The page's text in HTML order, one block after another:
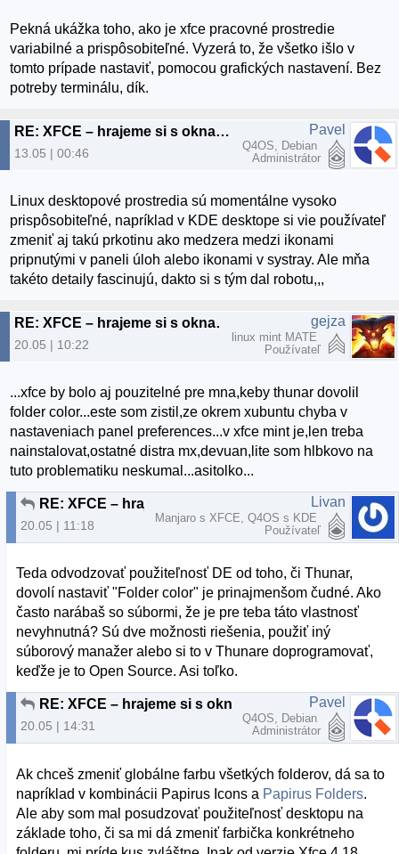
Pekná ukážka toho, ako je xfce pracovné prostredie
variabilné a prispôsobiteľné. Vyzerá to, že všetko išlo v
tomto prípade nastaviť, pomocou grafických nastavení. Bez
potreby terminálu, dík.
RE: XFCE – hrajeme si s oknami 2.
13.05 | 00:46
Pavel
Q4OS, Debian
Administrátor
Linux desktopové prostredia sú momentálne vysoko
prispôsobiteľné, napríklad v KDE desktope si vie používateľ
zmeniť aj takú prkotinu ako medzera medzi ikonami
pripnutými v paneli úloh alebo ikonami v systray. Ale mňa
takéto detaily fascinujú, dakto si s tým dal robotu,,,
RE: XFCE – hrajeme si s oknami 2.
20.05 | 10:22
gejza
linux mint MATE
Používateľ
...xfce by bolo aj pouzitelné pre mna,keby thunar dovolil
folder color...este som zistil,ze okrem xubuntu chyba v
nastaveniach panel preferences...v xfce mint je,len treba
nainstalovat,ostatné distra mx,devuan,lite som hlbkovo na
tuto problematiku neskumal...asitolko...
20.05 | 11:18
Livan
Manjaro s XFCE, Q4OS s KDE
Používateľ
Teda odvodzovať použiteľnosť DE od toho, či Thunar,
dovolí nastaviť "Folder color" je prinajmenšom čudné. Ako
často narábaš so súbormi, že je pre teba táto vlastnosť
nevyhnutná? Sú dve možnosti riešenia, použiť iný
súborový manažer alebo si to v Thunare doprogramovať,
keďže je to Open Source. Asi toľko.
20.05 | 14:31
Pavel
Q4OS, Debian
Administrátor
Ak chceš zmeniť globálne farbu všetkých folderov, dá sa to
napríklad v kombinácii Papirus Icons a Papirus Folders.
Ale aby som mal posudzovať použiteľnosť desktopu na
základe toho, či sa mi dá zmeniť farbička konkrétneho